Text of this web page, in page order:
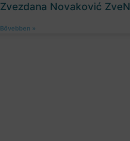
Zvezdana Novaković ZveN
Bővebben »